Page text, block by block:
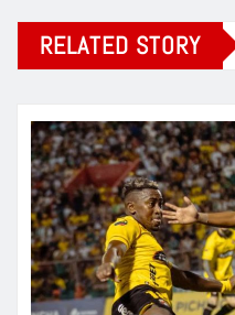
RELATED STORY